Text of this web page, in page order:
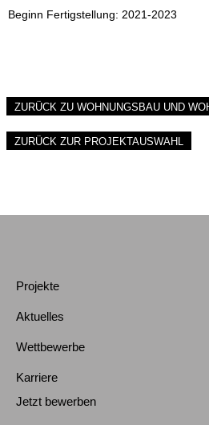
Beginn Fertigstellung: 2021-2023
ZURÜCK ZU WOHNUNGSBAU UND
ZURÜCK ZUR PROJEKTAUSWAHL
Projekte
Aktuelles
Wettbewerbe
Karriere
Jetzt bewerben